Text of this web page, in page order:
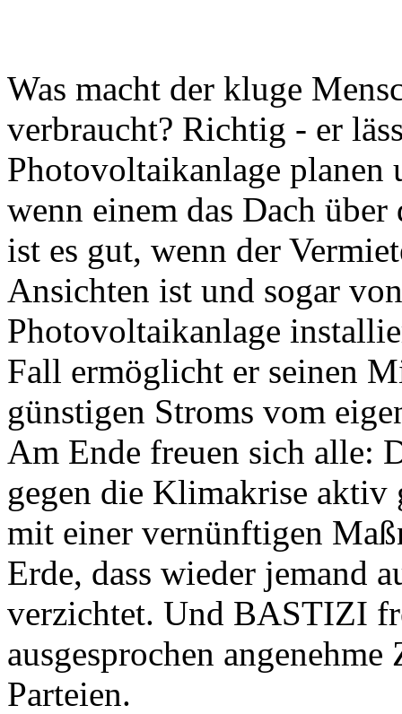
Was macht der kluge
verbraucht? Richtig - er
Photovoltaikanlage planen
wenn einem das Dach
ist es gut, wenn der
Ansichten ist und sogar
Photovoltaikanlage
Fall ermöglicht er seinen
günstigen Stroms vom
Am Ende freuen sich alle:
gegen die Klimakrise aktiv
mit einer vernünftigen
Erde, dass wieder jemand
verzichtet. Und BASTIZI
ausgesprochen
Parteien.